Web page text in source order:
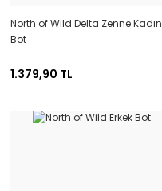
North of Wild Delta Zenne Kadın
Bot
1.379,90 TL